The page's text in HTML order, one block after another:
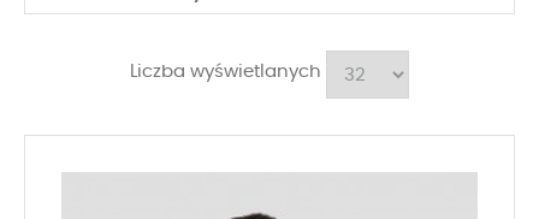
Liczba wyświetlanych